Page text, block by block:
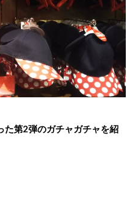
第2弾のガチャガチャを紹